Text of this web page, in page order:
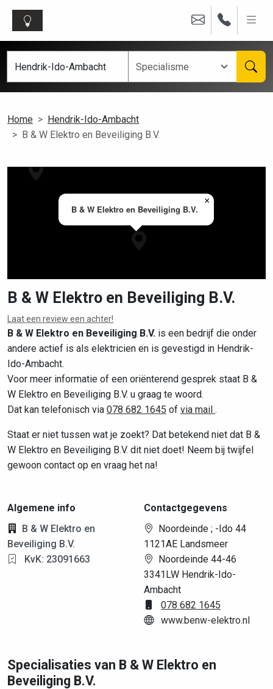
Home
Hendrik-Ido-Ambacht
B & W Elektro en Beveiliging B.V.
B & W Elektro en Beveiliging B.V.
×
Leaflet |©OpenStreetMapcontributors
B & W Elektro en Beveiliging B.V.
Laat een review een achter!
B & W Elektro en Beveiliging B.V. is een bedrijf die onder
andere actief is als elektricien en is gevestigd in Hendrik-
Ido-Ambacht.
Voor meer informatie of een oriënterend gesprek staat B &
W Elektro en Beveiliging B.V. u graag te woord.
Dat kan telefonisch via 078 682 1645 of via mail .
Staat er niet tussen wat je zoekt? Dat betekend niet dat B &
W Elektro en Beveiliging B.V. dit niet doet! Neem bij twijfel
gewoon contact op en vraag het na!
Algemene info
B & W Elektro en
Beveiliging B.V.
KvK: 23091663
Contactgegevens
Noordeinde ; -Ido 44
1121AE Landsmeer
Noordeinde 44-46
3341LW Hendrik-Ido-
Ambacht
078 682 1645
www.benw-elektro.nl
Specialisaties van B & W Elektro en
Beveiliging B.V.